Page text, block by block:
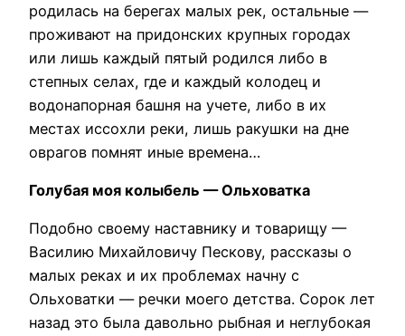
родилась на берегах малых рек, остальные —
проживают на придонских крупных городах
или лишь каждый пятый родился либо в
степных селах, где и каждый колодец и
водонапорная башня на учете, либо в их
местах иссохли реки, лишь ракушки на дне
оврагов помнят иные времена…
Голубая моя колыбель — Ольховатка
Подобно своему наставнику и товарищу —
Василию Михайловичу Пескову, рассказы о
малых реках и их проблемах начну с
Ольховатки — речки моего детства. Сорок лет
назад это была давольно рыбная и неглубокая